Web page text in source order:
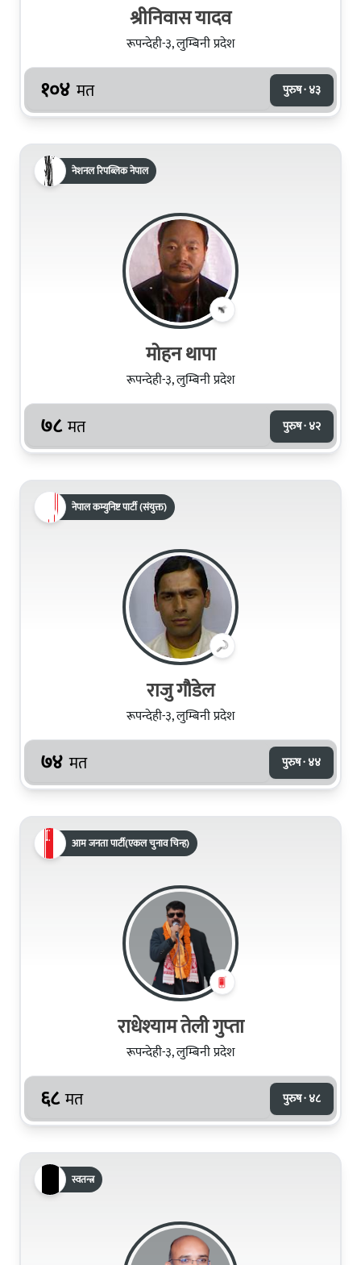
श्रीनिवास यादव
रूपन्देही-३, लुम्बिनी प्रदेश
१०४ मत पुरुष · ४३
नेशनल रिपब्लिक नेपाल
मोहन थापा
रूपन्देही-३, लुम्बिनी प्रदेश
७८ मत पुरुष · ४२
नेपाल कम्युनिष्ट पार्टी (संयुक्त)
राजु गौडेल
रूपन्देही-३, लुम्बिनी प्रदेश
७४ मत पुरुष · ४४
आम जनता पार्टी(एकल चुनाव चिन्ह)
राधेश्‍याम तेली गुप्‍ता
रूपन्देही-३, लुम्बिनी प्रदेश
६८ मत पुरुष · ४८
स्वतन्त्र